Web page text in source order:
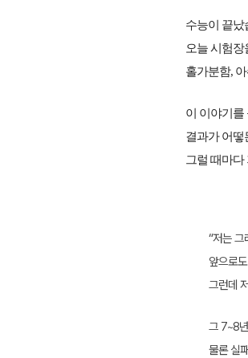
수능이 끝났
오늘 시험
홀가분함,
이 이야기를
결과가 어떻
그럴 때마다
“저는
앞으로
그런데
그 7~8
물론 실